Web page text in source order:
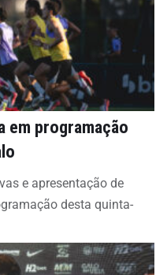
em programação
e apresentação de
desta quinta-